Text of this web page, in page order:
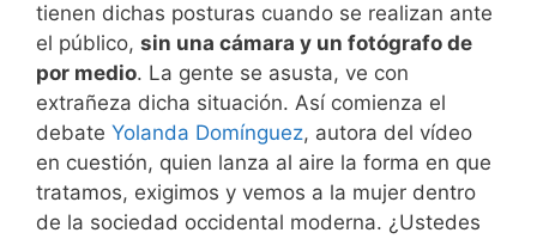
tienen dichas posturas cuando se realizan ante
el público, sin una cámara y un fotógrafo de
por medio. La gente se asusta, ve con
extrañeza dicha situación. Así comienza el
debate Yolanda Domínguez, autora del vídeo
en cuestión, quien lanza al aire la forma en que
tratamos, exigimos y vemos a la mujer dentro
de la sociedad occidental moderna. ¿Ustedes